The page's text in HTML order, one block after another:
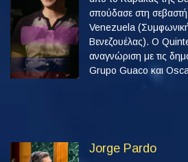
σπούδασε στη
Venezuela
Βενεζουέλας). Ο
αναγνώριση με τις
Grupo Guaco και
Jorge Pardo